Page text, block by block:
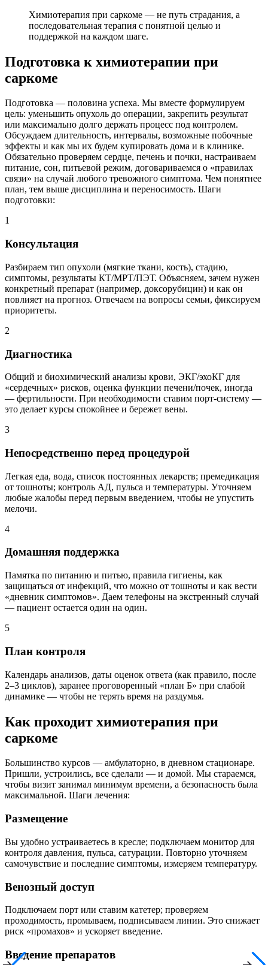
Химиотерапия при саркоме — не путь страдания, а
последовательная терапия с понятной целью и
поддержкой на каждом шаге.
Подготовка к химиотерапии при
саркоме
Подготовка — половина успеха. Мы вместе формулируем
цель: уменьшить опухоль до операции, закрепить результат
или максимально долго держать процесс под контролем.
Обсуждаем длительность, интервалы, возможные побочные
эффекты и как мы их будем купировать дома и в клинике.
Обязательно проверяем сердце, печень и почки, настраиваем
питание, сон, питьевой режим, договариваемся о «правилах
связи» на случай любого тревожного симптома. Чем понятнее
план, тем выше дисциплина и переносимость. Шаги
подготовки:
1
Консультация
Разбираем тип опухоли (мягкие ткани, кость), стадию,
симптомы, результаты КТ/МРТ/ПЭТ. Объясняем, зачем нужен
конкретный препарат (например, доксорубицин) и как он
повлияет на прогноз. Отвечаем на вопросы семьи, фиксируем
приоритеты.
2
Диагностика
Общий и биохимический анализы крови, ЭКГ/эхоКГ для
«сердечных» рисков, оценка функции печени/почек, иногда
— фертильности. При необходимости ставим порт-систему —
это делает курсы спокойнее и бережет вены.
3
Непосредственно перед процедурой
Легкая еда, вода, список постоянных лекарств; премедикация
от тошноты; контроль АД, пульса и температуры. Уточняем
любые жалобы перед первым введением, чтобы не упустить
мелочи.
4
Домашняя поддержка
Памятка по питанию и питью, правила гигиены, как
защищаться от инфекций, что можно от тошноты и как вести
«дневник симптомов». Даем телефоны на экстренный случай
— пациент остается один на один.
5
План контроля
Календарь анализов, даты оценок ответа (как правило, после
2–3 циклов), заранее проговоренный «план Б» при слабой
динамике — чтобы не терять время на раздумья.
Как проходит химиотерапия при
саркоме
Большинство курсов — амбулаторно, в дневном стационаре.
Пришли, устроились, все сделали — и домой. Мы стараемся,
чтобы визит занимал минимум времени, а безопасность была
максимальной. Шаги лечения:
Размещение
Вы удобно устраиваетесь в кресле; подключаем монитор для
контроля давления, пульса, сатурации. Повторно уточняем
самочувствие и последние симптомы, измеряем температуру.
Венозный доступ
Подключаем порт или ставим катетер; проверяем
проходимость, промываем, подписываем линии. Это снижает
риск «промахов» и ускоряет введение.
Введение препаратов